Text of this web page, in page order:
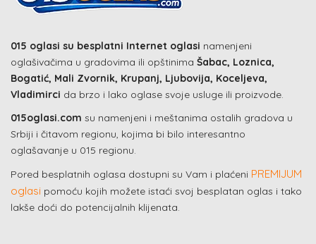
015 oglasi su besplatni Internet oglasi namenjeni
oglašivačima u gradovima ili opštinima Šabac, Loznica,
Bogatić, Mali Zvornik, Krupanj, Ljubovija, Koceljeva,
Vladimirci da brzo i lako oglase svoje usluge ili proizvode.
015oglasi.com su namenjeni i meštanima ostalih gradova u
Srbiji i čitavom regionu, kojima bi bilo interesantno
oglašavanje u 015 regionu.
Pored besplatnih oglasa dostupni su Vam i plaćeni PREMIJUM
oglasi pomoću kojih možete istaći svoj besplatan oglas i tako
lakše doći do potencijalnih klijenata.